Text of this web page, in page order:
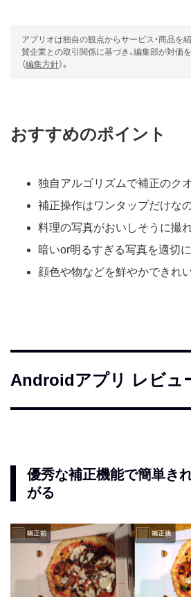
アプリオは独自の観点からサービス・商品を
賛企業との取引関係に基づき、編集部が対価
（編集方針）。
おすすめのポイント
独自アルゴリズムで補正のク
補正操作はワンタップだけな
料理の写真がおいしそうに撮
暗いor明るすぎる写真を適切
顔色や物などを鮮やかできれ
Androidアプリ レビュ
優秀な補正機能で簡単き
がる